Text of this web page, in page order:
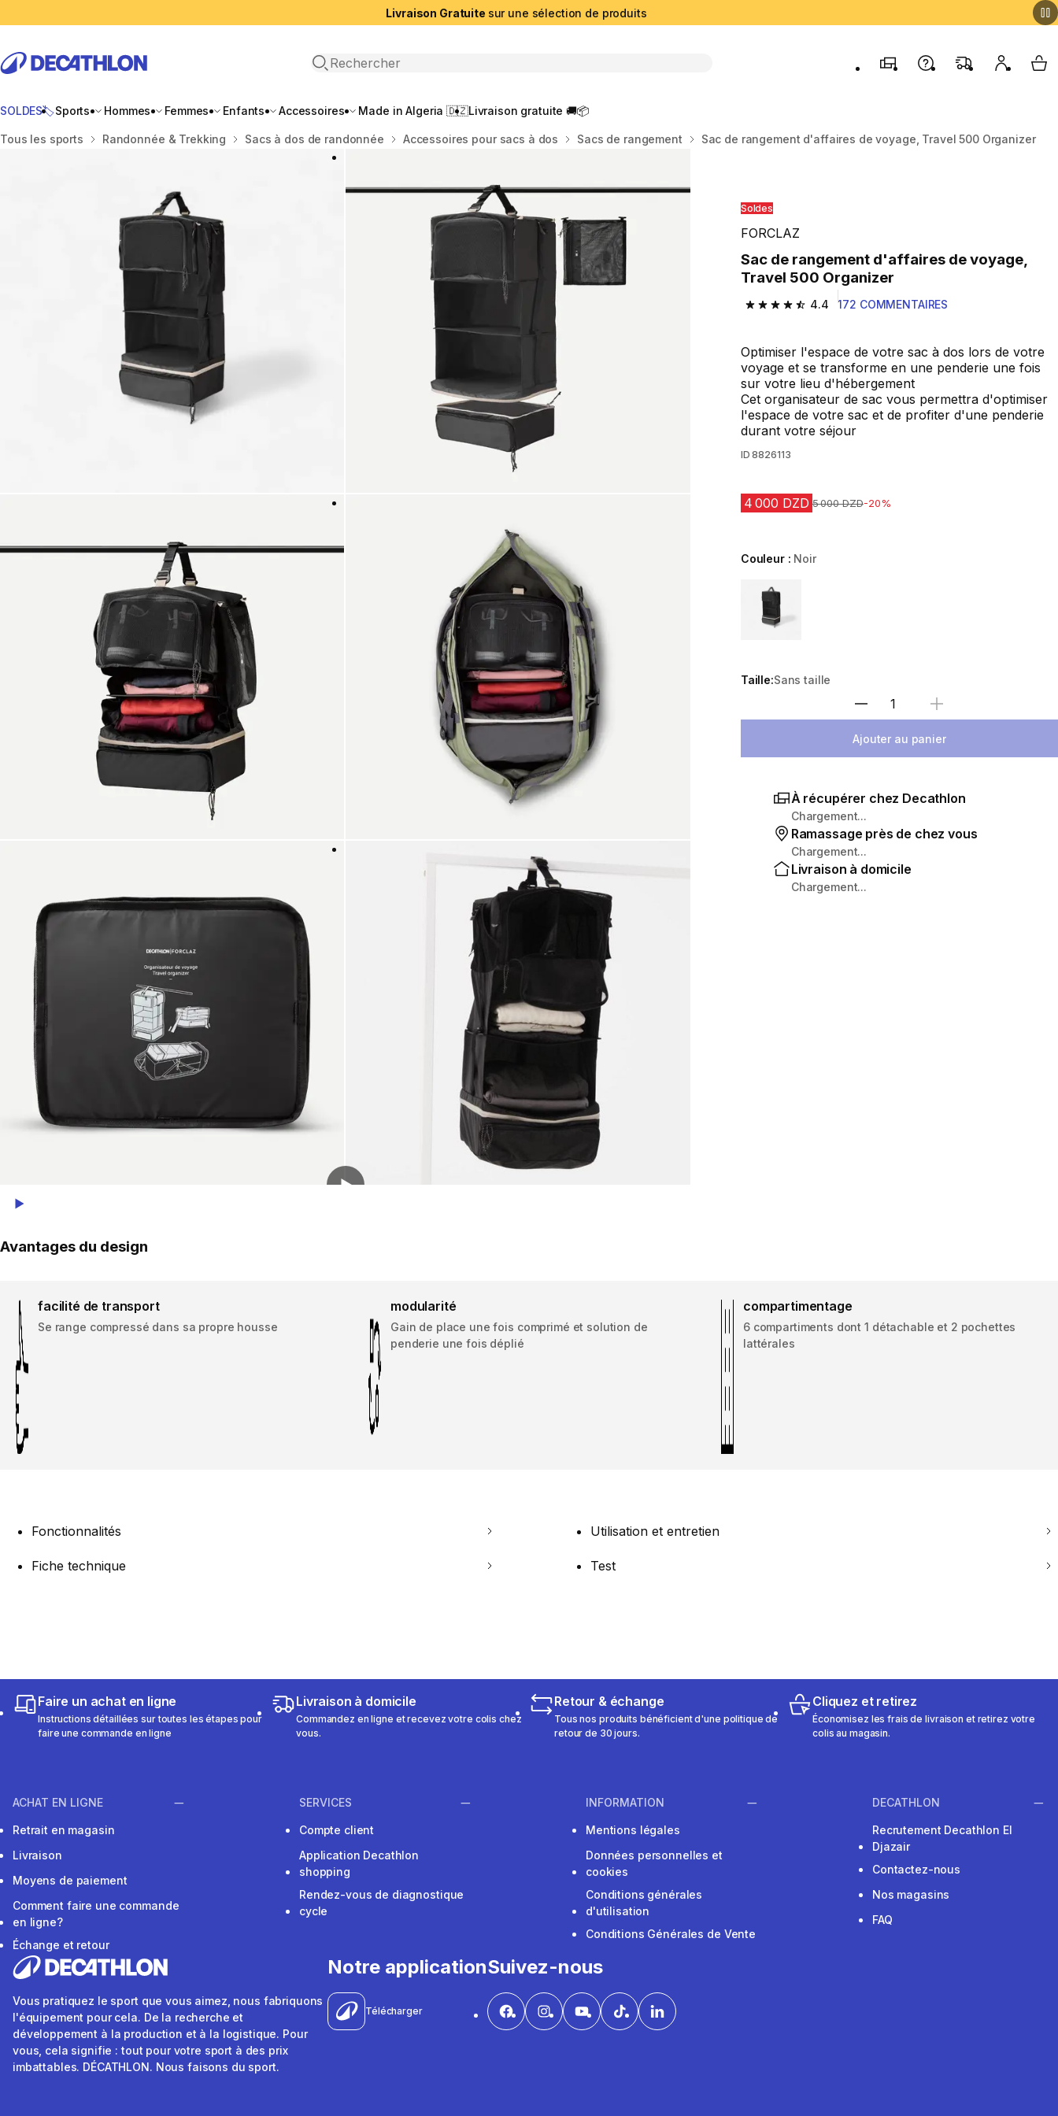
Livraison Gratuite sur une sélection de produits
Recherche ouverte
MagasinsContactez-nous
FAQ Mon My
SOLDES🏷️Sports Hommes Femmes Enfants Accessoires Made in Algeria 🇩🇿Livraison gratuite 🚚📦
Accueil
Tous les sports Randonnée & Trekking Sacs à dos de randonnée Accessoires pour sacs à dos Sacs de rangement Sac de rangement d'affaires de voyage, Travel 500 Organizer
Soldes
FORCLAZ
Sac de rangement d'affaires de voyage,
Travel 500 Organizer
4.4
4.4 out of 5 stars from 172 reviews
172 COMMENTAIRES
Optimiser l'espace de votre sac à dos lors de votre
voyage et se transforme en une penderie une fois
sur votre lieu d'hébergement
Cet organisateur de sac vous permettra d'optimiser
l'espace de votre sac et de profiter d'une penderie
durant votre séjour
ID 8826113
4 000 DZD Prix avant la réduction
5 000 DZD-20%
Couleur : Noir
Choose a variant
Taille:Sans taille
Sélectionnez la quantité
Ajouter au panier
À récupérer chez Decathlon
Chargement...
Ramassage près de chez vous
Chargement...
Livraison à domicile
Chargement...
Avantages du design
facilité de transport
Se range compressé dans sa propre housse
modularité
Gain de place une fois comprimé et solution de
penderie une fois déplié
compartimentage
6 compartiments dont 1 détachable et 2 pochettes
lattérales
Fonctionnalités Utilisation et entretien
Fiche technique Test
Faire un achat en ligne
Instructions détaillées sur toutes les étapes pour
faire une commande en ligne
Livraison à domicile
Commandez en ligne et recevez votre colis chez
vous.
Retour & échange
Tous nos produits bénéficient d'une politique de
retour de 30 jours.
Cliquez et retirez
Économisez les frais de livraison et retirez votre
colis au magasin.
ACHAT EN LIGNE
Retrait en magasin
Livraison
Moyens de paiement
Comment faire une commande
en ligne?
Échange et retour
SERVICES
Compte client
Application Decathlon
shopping
Rendez-vous de diagnostique
cycle
INFORMATION
Mentions légales
Données personnelles et
cookies
Conditions générales
d'utilisation
Conditions Générales de Vente
DECATHLON
Recrutement Decathlon El
Djazair
Contactez-nous
Nos magasins
FAQ
Vous pratiquez le sport que vous aimez, nous fabriquons
l'équipement pour cela. De la recherche et
développement à la production et à la logistique. Pour
vous, cela signifie : tout pour votre sport à des prix
imbattables. DÉCATHLON. Nous faisons du sport.
Notre application
Télécharger
Suivez-nous